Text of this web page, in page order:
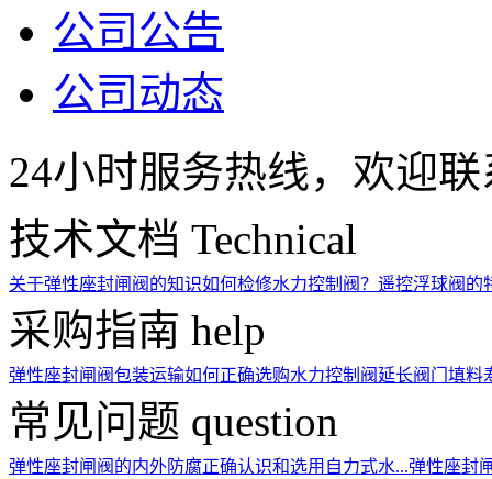
公司公告
公司动态
24小时服务热线，欢迎
技术文档 Technical
关于弹性座封闸阀的知识如何检修水力控制阀？ 遥控浮球阀的
采购指南 help
弹性座封闸阀包装运输如何正确选购水力控制阀 延长阀门填料
常见问题 question
弹性座封闸阀的内外防腐正确认识和选用自力式水...弹性座封